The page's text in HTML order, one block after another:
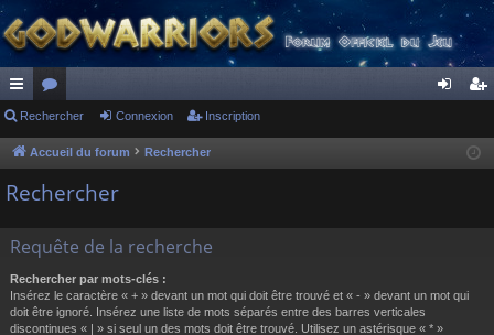
ac
co
ur
s
or
u
m
cri
Rechercher Connexion Inscription
Accueil du forum Rechercher
Rechercher
Requête de la recherche
Rechercher par mots-clés :
Insérez le caractère « + » devant un mot qui doit être trouvé et « - » devant un mot qui
doit être ignoré. Insérez une liste de mots séparés entre des barres verticales
discontinues « | » si seul un des mots doit être trouvé. Utilisez un astérisque « * »